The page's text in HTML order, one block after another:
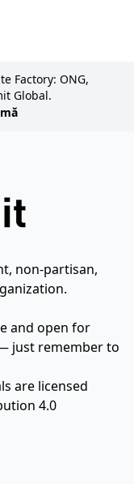
Factory: ONG,
Global.
non-partisan,
and open for
just remember to
are licensed
4.0